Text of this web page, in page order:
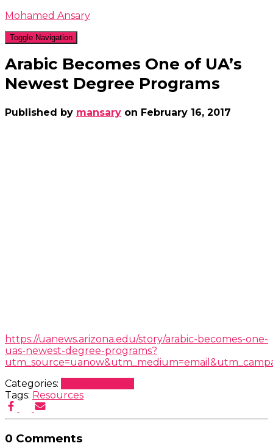
Mohamed Ansary
Toggle Navigation
Arabic Becomes One of UA’s
Newest Degree Programs
Published by mansary on February 16, 2017
https://uanews.arizona.edu/story/arabic-becomes-one-
uas-newest-degree-programs?
Categories:
Tags: Resources
0 Comments